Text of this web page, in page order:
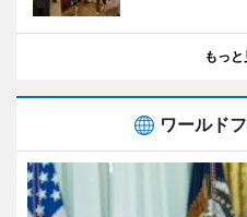
もっと
ワールド